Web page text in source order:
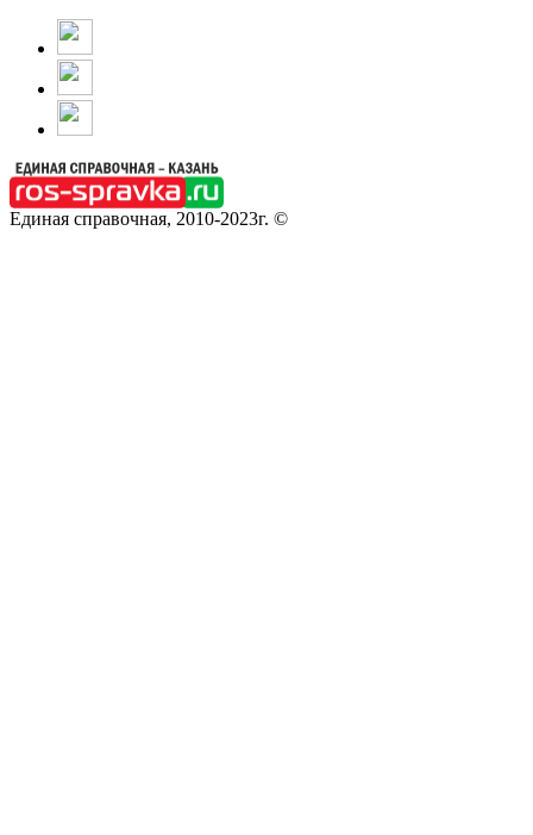
Единая справочная, 2010-2023г. ©